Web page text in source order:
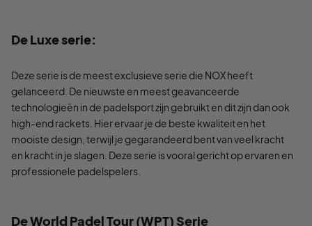
De Luxe serie:
Deze serie is de meest exclusieve serie die NOX heeft
gelanceerd. De nieuwste en meest geavanceerde
technologieën in de padelsport zijn gebruikt en dit zijn dan ook
high-end rackets. Hier ervaar je de beste kwaliteit en het
mooiste design, terwijl je gegarandeerd bent van veel kracht
en kracht in je slagen. Deze serie is vooral gericht op ervaren en
professionele padelspelers.
De World Padel Tour (WPT) Serie